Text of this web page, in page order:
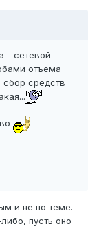
- сетевой
отъема
сбор средств
и не по теме.
пусть оно